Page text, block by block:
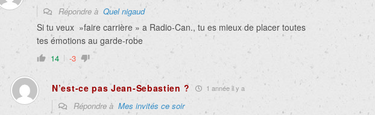
Répondre à Quel nigaud
Si tu veux »faire carrière » a Radio-Can., tu es mieux de placer toutes
tes émotions au garde-robe
14 -3
N’est-ce pas Jean-Sebastien ? 1 année il y a
Répondre à Mes invités ce soir